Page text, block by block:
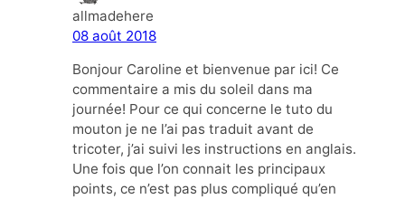
allmadehere
08 août 2018
Bonjour Caroline et bienvenue par ici! Ce
commentaire a mis du soleil dans ma
journée! Pour ce qui concerne le tuto du
mouton je ne l’ai pas traduit avant de
tricoter, j’ai suivi les instructions en anglais.
Une fois que l’on connait les principaux
points, ce n’est pas plus compliqué qu’en